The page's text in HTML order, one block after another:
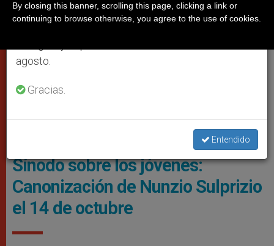
Beato Nunzio Sulprizio © Vidas Santas
Sínodo sobre los jóvenes:
Canonización de Nunzio Sulprizio
el 14 de octubre
agosto.
Gracias.
Entendido
By closing this banner, scrolling this page, clicking a link or
continuing to browse otherwise, you agree to the use of cookies.